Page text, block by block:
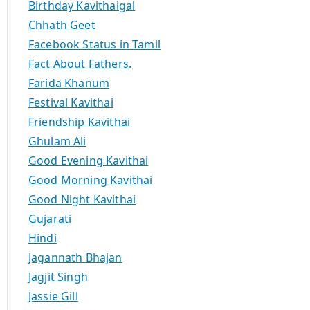
Birthday Kavithaigal
Chhath Geet
Facebook Status in Tamil
Fact About Fathers.
Farida Khanum
Festival Kavithai
Friendship Kavithai
Ghulam Ali
Good Evening Kavithai
Good Morning Kavithai
Good Night Kavithai
Gujarati
Hindi
Jagannath Bhajan
Jagjit Singh
Jassie Gill